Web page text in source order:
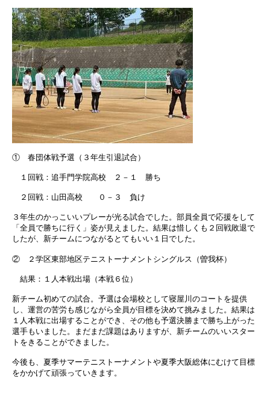
① 春団体戦予選（３年生引退試合）
１回戦：追手門学院高校 ２－１ 勝ち
２回戦：山田高校 ０－３ 負け
３年生のかっこいいプレーが光る試合でした。部員全員で応援をして
「全員で勝ちに行く」姿が見えました。結果は惜しくも２回戦敗退で
したが、新チームにつながるとてもいい１日でした。
② ２学区東部地区テニストーナメントシングルス（曽我杯）
結果：１人本戦出場（本戦６位）
新チーム初めての試合。予選は会場校として寝屋川のコートを提供
し、運営の苦労も感じながら全員が目標を決めて挑みました。結果は
１人本戦に出場することができ、その他も予選決勝まで勝ち上がった
選手もいました。まだまだ課題はありますが、新チームのいいスター
トをきることができました。
今後も、夏季サマーテニストーナメントや夏季大阪総体にむけて目標
をかかげて頑張っていきます。